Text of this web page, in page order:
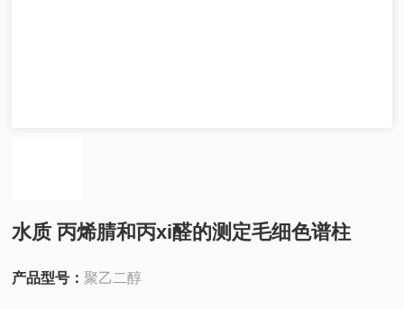
水质 丙烯腈和丙xi醛的测定毛细色谱柱
产品型号： 聚乙二醇